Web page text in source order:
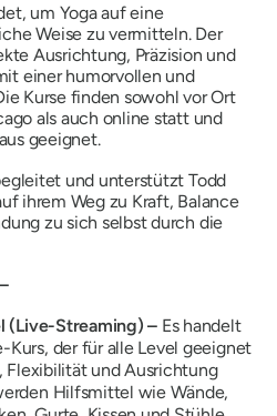
um Yoga auf eine
Weise zu vermitteln. Der
Ausrichtung, Präzision und
einer humorvollen und
Kurse finden sowohl vor Ort
als auch online statt und
geeignet.
und unterstützt Todd
ihrem Weg zu Kraft, Balance
zu sich selbst durch die
(Live-Streaming) – Es handelt
Kurs, der für alle Level geeignet
Flexibilität und Ausrichtung
Hilfsmittel wie Wände,